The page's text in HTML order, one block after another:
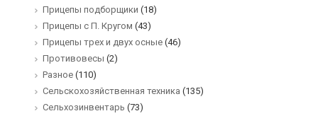
Прицепы подборщики (18)
Прицепы с П. Кругом (43)
Прицепы трех и двух осные (46)
Противовесы (2)
Разное (110)
Сельскохозяйственная техника (135)
Сельхозинвентарь (73)